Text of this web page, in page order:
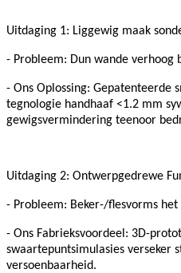
Uitdaging 1: Liggewig maak
- Probleem: Dun wande verhoog
- Ons Oplossing: Gepatenteerde
tegnologie handhaaf <1.2 mm
gewigsvermindering teenoor
Uitdaging 2: Ontwerpgedrewe
- Probleem: Beker-/flesvorms
- Ons Fabrieksvoordeel: 3D-
swaartepuntsimulasies verseker
versoenbaarheid.